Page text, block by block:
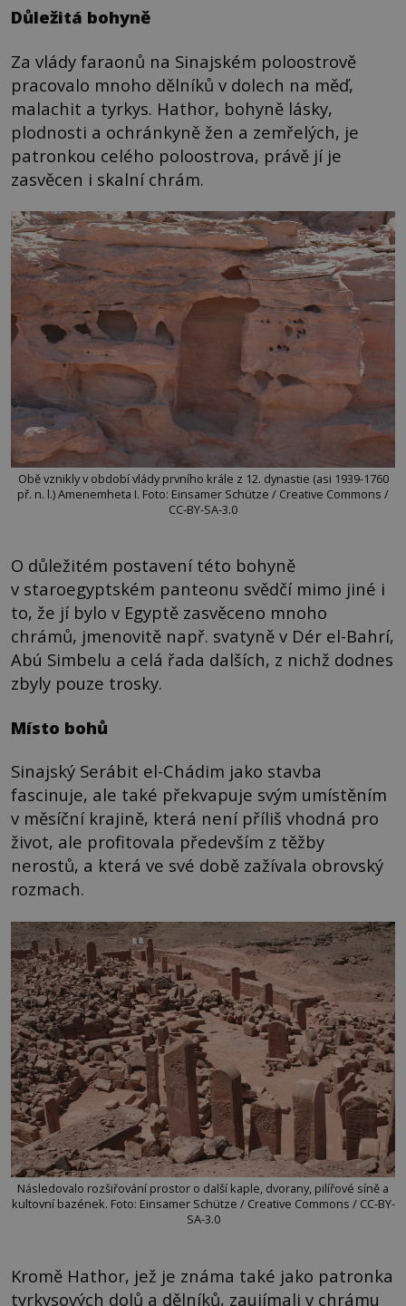
Důležitá bohyně
Za vlády faraonů na Sinajském poloostrově
pracovalo mnoho dělníků v dolech na měď,
malachit a tyrkys. Hathor, bohyně lásky,
plodnosti a ochránkyně žen a zemřelých, je
patronkou celého poloostrova, právě jí je
zasvěcen i skalní chrám.
Obě vznikly v období vlády prvního krále z 12. dynastie (asi 1939-1760
př. n. l.) Amenemheta I. Foto: Einsamer Schütze / Creative Commons /
CC-BY-SA-3.0
O důležitém postavení této bohyně
v staroegyptském panteonu svědčí mimo jiné i
to, že jí bylo v Egyptě zasvěceno mnoho
chrámů, jmenovitě např. svatyně v Dér el-Bahrí,
Abú Simbelu a celá řada dalších, z nichž dodnes
zbyly pouze trosky.
Místo bohů
Sinajský Serábit el-Chádim jako stavba
fascinuje, ale také překvapuje svým umístěním
v měsíční krajině, která není příliš vhodná pro
život, ale profitovala především z těžby
nerostů, a která ve své době zažívala obrovský
rozmach.
Následovalo rozšiřování prostor o další kaple, dvorany, pilířové síně a
kultovní bazének. Foto: Einsamer Schütze / Creative Commons / CC-BY-
SA-3.0
Kromě Hathor, jež je známa také jako patronka
tyrkysových dolů a dělníků, zaujímali v chrámu